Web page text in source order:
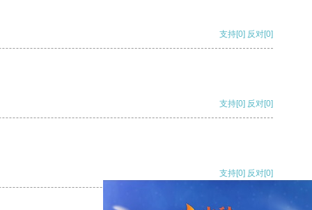
支持[0] 反对[0]
支持[0] 反对[0]
支持[0] 反对[0]